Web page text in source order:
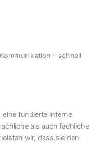
– schnell
fundierte interne
als auch fachliche
wir, dass sie den